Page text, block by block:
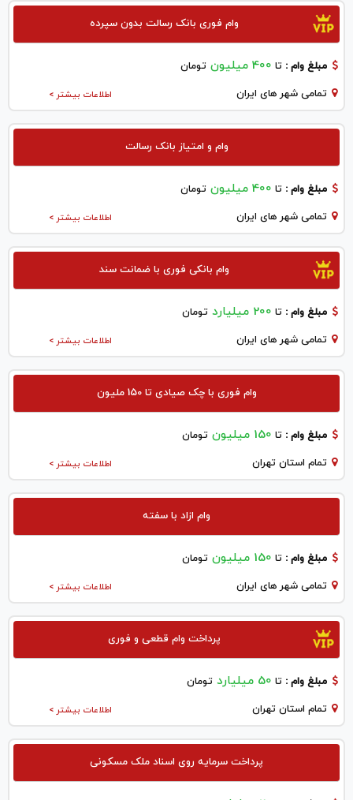
وام فوری بانک رسالت بدون سپرده
مبلغ وام : تا 400 میلیون تومان
اطلاعات بیشتر > تمامی شهر های ایران
وام و امتیاز بانک رسالت
مبلغ وام : تا 400 میلیون تومان
اطلاعات بیشتر > تمامی شهر های ایران
وام بانکی فوری با ضمانت سند
مبلغ وام : تا 200 میلیارد تومان
اطلاعات بیشتر > تمامی شهر های ایران
وام فوری با چک صیادی تا 150 ملیون
مبلغ وام : تا 150 میلیون تومان
اطلاعات بیشتر > تمام استان تهران
وام ازاد با سفته
مبلغ وام : تا 150 میلیون تومان
اطلاعات بیشتر > تمامی شهر های ایران
پرداخت وام قطعی و فوری
مبلغ وام : تا 50 میلیارد تومان
اطلاعات بیشتر > تمام استان تهران
پرداخت سرمایه روی اسناد ملک مسکونی